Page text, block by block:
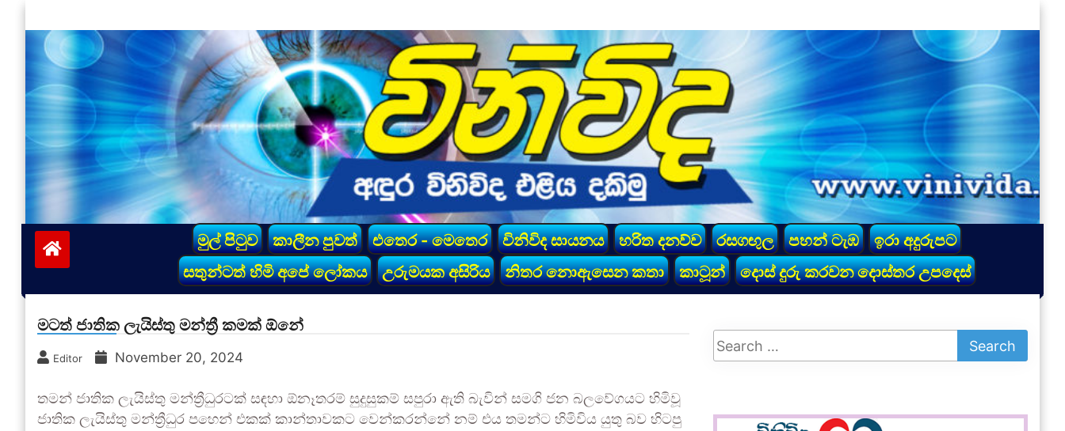
to
content
vinivida.lk
මුල් පිටුව කාලීන පුවත් එතෙර - මෙතෙර විනිවිද සායනය හරිත දනව්ව රසගඟුල පහන් ටැඹ
ඉරා අදුරුපට
සතුන්ටත් හිමි අපේ ලෝකය
උරුමයක අසිරිය නිතර නොඇසෙන කතා කාටූන් දොස් දුරු කරවන දොස්තර උපදෙස්
මටත් ජාතික ලැයිස්තු මන්ත්‍රී කමක් ඕනේ
Editor November 20, 2024
තමන් ජාතික ලැයිස්තු මන්ත්‍රීධුරටක් සඳහා ඕනෑතරම් සුදුසුකම් සපුරා ඇති බැවින් සමගි ජන බලවේගයට හිමිවූ
ජාතික ලැයිස්තු මන්ත්‍රීධුර පහෙන් එකක් කාන්තාවකට වෙන්කරන්නේ නම් එය තමන්ට හිමිවිය යුතු බව හිටපු